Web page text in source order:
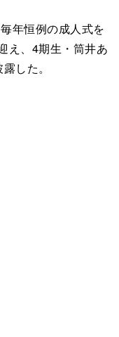
年恒例の成人式を
え、4期生・筒井あ
した。